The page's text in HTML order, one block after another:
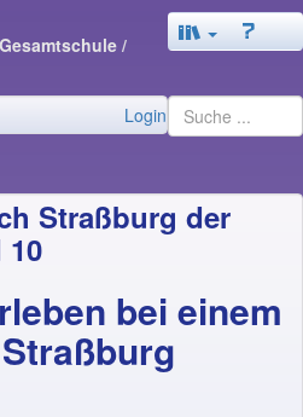
/
Login
Straßburg der
10
bei einem